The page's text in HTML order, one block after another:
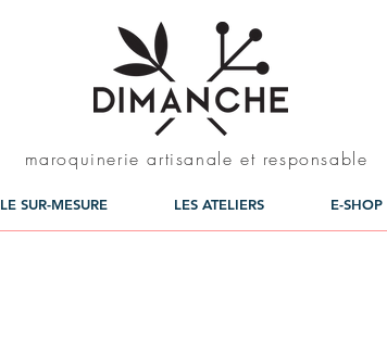
maroquinerie artisanale et responsable
LE SUR-MESURE LES ATELIERS E-SHOP